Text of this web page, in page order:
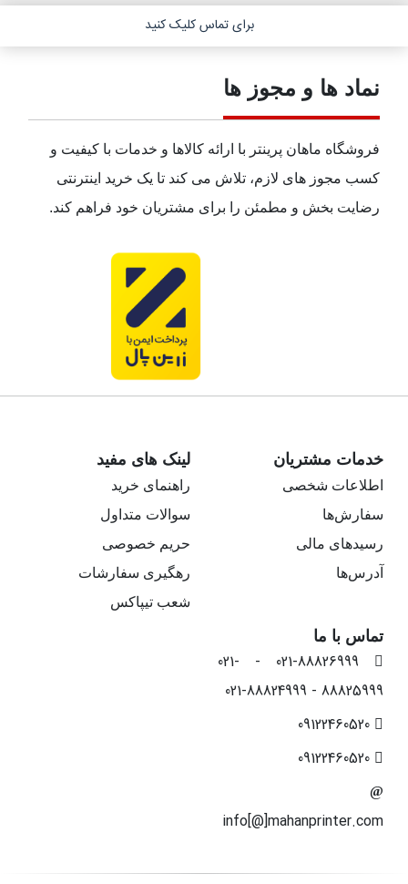
برای تماس کلیک کنید
نماد ها و مجوز ها
فروشگاه ماهان پرینتر با ارائه کالاها و خدمات با کیفیت و
کسب مجوز های لازم، تلاش می کند تا یک خرید اینترنتی
رضایت بخش و مطمئن را برای مشتریان خود فراهم کند.
خدمات مشتریان
اطلاعات شخصی
سفارش‌ها
رسیدهای مالی
آدرس‌ها
لینک های مفید
راهنمای خرید
سوالات متداول
حریم خصوصی
رهگیری سفارشات
شعب تیپاکس
تماس با ما
021-88826999 - 021-
88825999 - 021-88824999
info[@]mahanprinter.com